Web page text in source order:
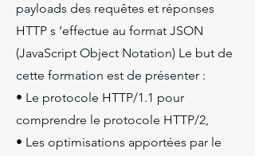
payloads des requêtes et réponses
HTTP s ’effectue au format JSON
(JavaScript Object Notation) Le but de
cette formation est de présenter :
• Le protocole HTTP/1.1 pour
comprendre le protocole HTTP/2,
• Les optimisations apportées par le